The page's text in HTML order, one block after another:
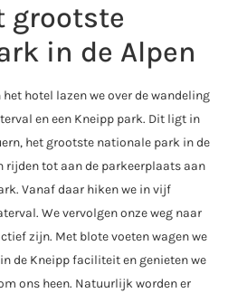
grootste
in de Alpen
hotel lazen we over de wandeling
en een Kneipp park. Dit ligt in
het grootste nationale park in de
rijden tot aan de parkeerplaats aan
Vanaf daar hiken we in vijf
We vervolgen onze weg naar
zijn. Met blote voeten wagen we
de Kneipp faciliteit en genieten we
ons heen. Natuurlijk worden er